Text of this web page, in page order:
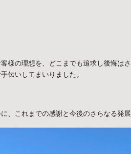
様の理想を、どこまでも追求し後悔は
伝いしてまいりました。
、これまでの感謝と今後のさらなる発